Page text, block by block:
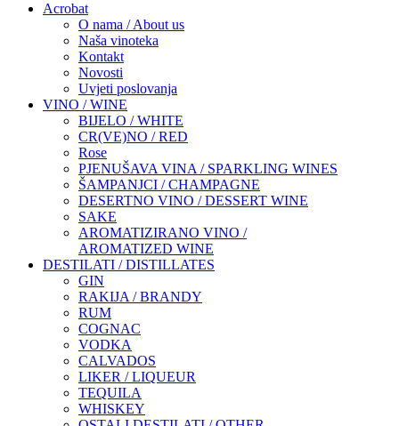
Acrobat
O nama / About us
Naša vinoteka
Kontakt
Novosti
Uvjeti poslovanja
VINO / WINE
BIJELO / WHITE
CR(VE)NO / RED
Rose
PJENUŠAVA VINA / SPARKLING WINES
ŠAMPANJCI / CHAMPAGNE
DESERTNO VINO / DESSERT WINE
SAKE
AROMATIZIRANO VINO /
AROMATIZED WINE
DESTILATI / DISTILLATES
GIN
RAKIJA / BRANDY
RUM
COGNAC
VODKA
CALVADOS
LIKER / LIQUEUR
TEQUILA
WHISKEY